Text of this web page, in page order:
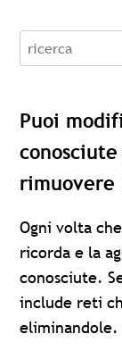
recherche
Puoi
Ogni volta
ricorda e la
conosciute.
include reti
eliminandole.